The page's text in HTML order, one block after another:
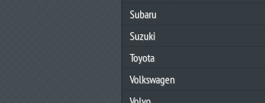
Subaru
Suzuki
Toyota
Volkswagen